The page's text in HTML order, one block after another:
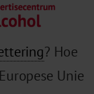
? Hoe
Unie